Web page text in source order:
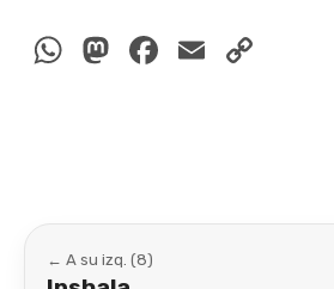
WhatsApp
Mastodon
Facebook
Email
← A su izq. (8)